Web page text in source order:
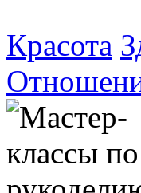
Красота